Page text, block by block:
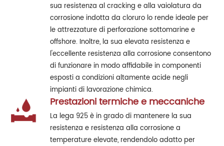
sua resistenza al cracking e alla vaiolatura da
corrosione indotta da cloruro lo rende ideale per
le attrezzature di perforazione sottomarine e
offshore. Inoltre, la sua elevata resistenza e
l'eccellente resistenza alla corrosione consentono
di funzionare in modo affidabile in componenti
esposti a condizioni altamente acide negli
impianti di lavorazione chimica.
Prestazioni termiche e meccaniche
La lega 925 è in grado di mantenere la sua
resistenza e resistenza alla corrosione a
temperature elevate, rendendolo adatto per